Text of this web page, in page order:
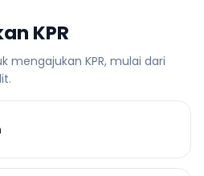
KPR
mengajukan KPR, mulai dari